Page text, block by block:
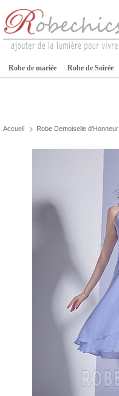
Robe de mariée Robe de Soirée
Accueil Robe Demoiselle d'Honneur